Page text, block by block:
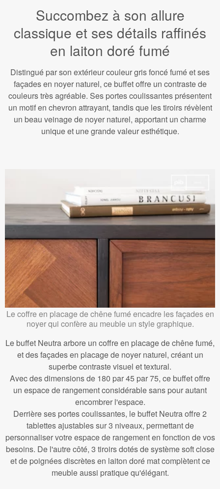
Succombez à son allure
classique et ses détails raffinés
en laiton doré fumé
Distingué par son extérieur couleur gris foncé fumé et ses
façades en noyer naturel, ce buffet offre un contraste de
couleurs très agréable. Ses portes coulissantes présentent
un motif en chevron attrayant, tandis que les tiroirs révèlent
un beau veinage de noyer naturel, apportant un charme
unique et une grande valeur esthétique.
Le coffre en placage de chêne fumé encadre les façades en
noyer qui confère au meuble un style graphique.
Le buffet Neutra arbore un coffre en placage de chêne fumé,
et des façades en placage de noyer naturel, créant un
superbe contraste visuel et textural.
Avec des dimensions de 180 par 45 par 75, ce buffet offre
un espace de rangement considérable sans pour autant
encombrer l'espace.
Derrière ses portes coulissantes, le buffet Neutra offre 2
tablettes ajustables sur 3 niveaux, permettant de
personnaliser votre espace de rangement en fonction de vos
besoins. De l'autre côté, 3 tiroirs dotés de système soft close
et de poignées discrètes en laiton doré mat complètent ce
meuble aussi pratique qu'élégant.